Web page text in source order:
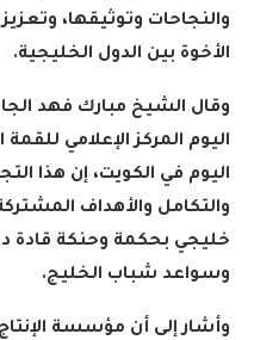
والنجاحات وتوثيقها،
الأخوة بين الدول الخليجية.
وقال الشيخ مبارك فهد
اليوم في الكويت، إن هذا
والتكامل والأهداف
خليجي بحكمة وحنكة قادة
وسواعد شباب الخليج.
وأشار إلى أن مؤسسة